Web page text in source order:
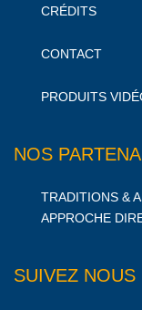
CRÉDITS
CONTACT
PRODUITS
NOS
TRADITIONS &
APPROCHE
SUIVEZ NOUS